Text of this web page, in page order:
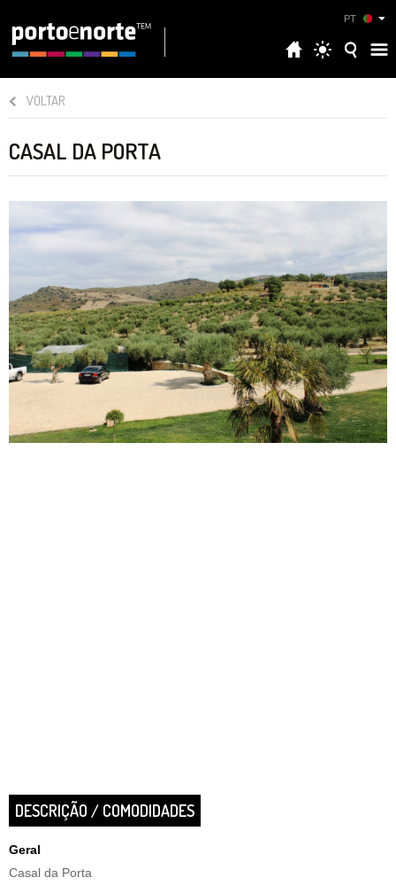
PT
VOLTAR
CASAL DA PORTA
DESCRIÇÃO / COMODIDADES
Geral
Casal da Porta